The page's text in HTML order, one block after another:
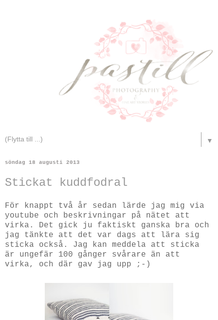
▼
söndag 18 augusti 2013
Stickat kuddfodral
För knappt två år sedan lärde jag mig via
youtube och beskrivningar på nätet att
virka. Det gick ju faktiskt ganska bra och
jag tänkte att det var dags att lära sig
sticka också. Jag kan meddela att sticka
är ungefär 100 gånger svårare än att
virka, och där gav jag upp ;-)